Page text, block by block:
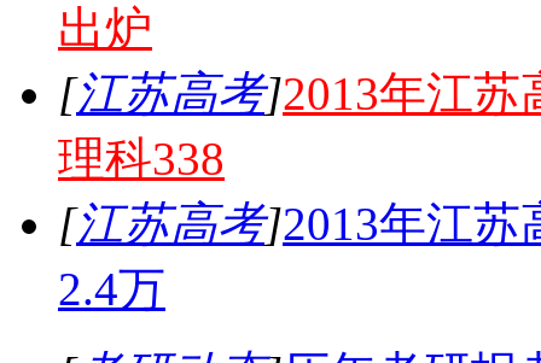
出炉
[江苏高考]2013年江苏
理科338
[江苏高考]2013年江苏
2.4万